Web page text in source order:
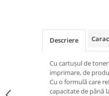
Descriere
Cu cartușul de
imprimare, de
Cu o formulă care
capacitate de până